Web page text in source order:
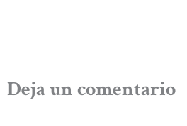
Deja un comentario